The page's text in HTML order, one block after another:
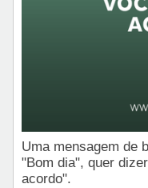
Uma mensagem de
"Bom dia", quer
acordo".